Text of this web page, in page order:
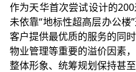
作为天华首次尝试设计的
未依靠“地标性超高层办公楼
客户提供最优质的服务的同
物业管理等重要的溢价因素
整体形象、统筹规划保持甚